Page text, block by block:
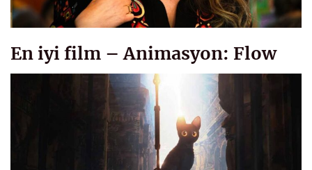
En iyi film – Animasyon: Flow